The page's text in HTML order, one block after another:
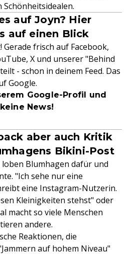
auf Joyn? Hier
auf einen Blick
frisch auf Facebook,
X und unserer "Behind
- schon in deinem Feed. Das
Google.
Google-Profil und
News!
aber auch Kritik
Bikini-Post
Blumhagen dafür und
"Ich sehe nur eine
eine Instagram-Nutzerin.
Kleinigkeiten stehst" oder
macht so viele Menschen
andere.
Reaktionen, die
auf hohem Niveau"